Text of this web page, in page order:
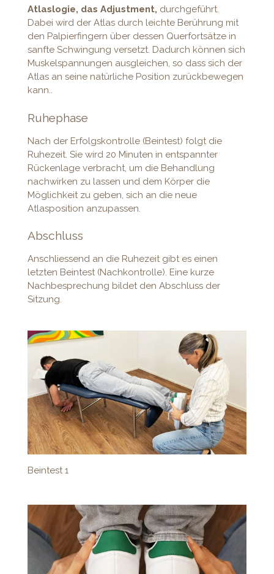
Atlaslogie, das Adjustment, durchgeführt.
Dabei wird der Atlas durch leichte Berührung mit
den Palpierfingern über dessen Querfortsätze in
sanfte Schwingung versetzt. Dadurch können sich
Muskelspannungen ausgleichen, so dass sich der
Atlas an seine natürliche Position zurückbewegen
kann..
Ruhephase
Nach der Erfolgskontrolle (Beintest) folgt die
Ruhezeit. Sie wird 20 Minuten in entspannter
Rückenlage verbracht, um die Behandlung
nachwirken zu lassen und dem Körper die
Möglichkeit zu geben, sich an die neue
Atlasposition anzupassen.
Abschluss
Anschliessend an die Ruhezeit gibt es einen
letzten Beintest (Nachkontrolle). Eine kurze
Nachbesprechung bildet den Abschluss der
Sitzung.
Beintest 1